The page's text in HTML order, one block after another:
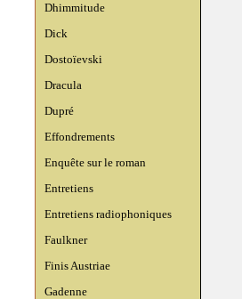
Dhimmitude
Dick
Dostoïevski
Dracula
Dupré
Effondrements
Enquête sur le roman
Entretiens
Entretiens radiophoniques
Faulkner
Finis Austriae
Gadenne